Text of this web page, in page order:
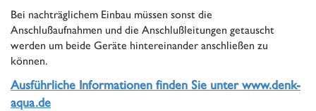
Bei nachträglichem Einbau müssen sonst die
Anschlußaufnahmen und die Anschlußleitungen getauscht
werden um beide Geräte hintereinander anschließen zu
können.
Ausführliche Informationen finden Sie unter www.denk-
aqua.de